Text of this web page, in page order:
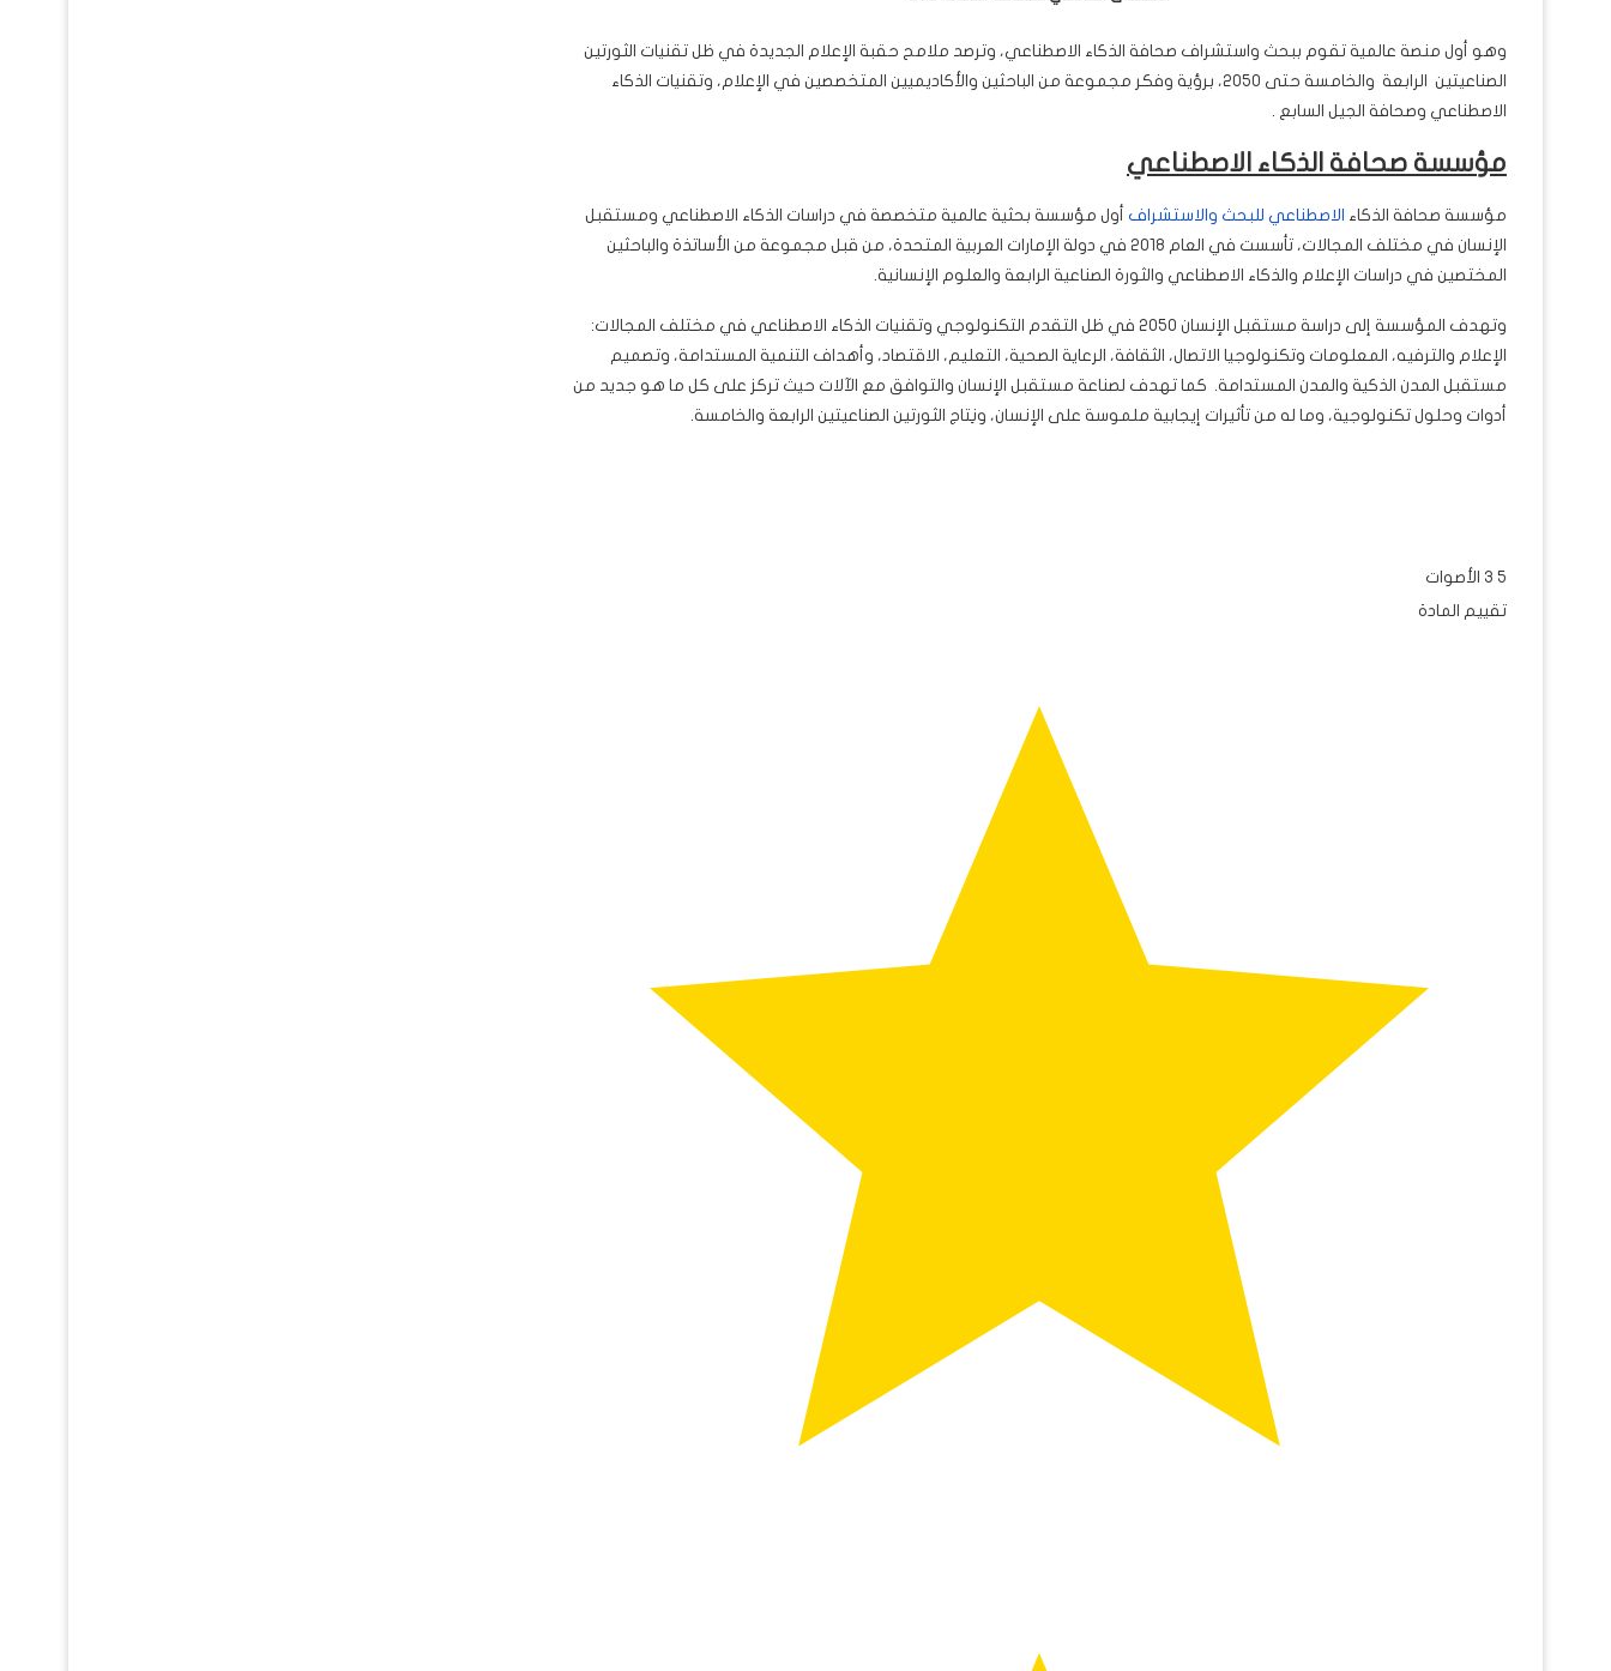
وهو أول منصة عالمية تقوم ببحث واستشراف صحافة الذكاء الاصطناعي، وترصد ملامح حقبة الإعلام الجديدة في ظل تقنيات الثورتين
الصناعيتين الرابعة والخامسة حتى 2050، برؤية وفكر مجموعة من الباحثين والأكاديميين المتخصصين في الإعلام، وتقنيات الذكاء
الاصطناعي وصحافة الجيل السابع .
مؤسسة صحافة الذكاء الاصطناعي
مؤسسة صحافة الذكاء الاصطناعي للبحث والاستشراف أول مؤسسة بحثية عالمية متخصصة في دراسات الذكاء الاصطناعي ومستقبل
الإنسان في مختلف المجالات، تأسست في العام 2018 في دولة الإمارات العربية المتحدة، من قبل مجموعة من الأساتذة والباحثين
المختصين في دراسات الإعلام والذكاء الاصطناعي والثورة الصناعية الرابعة والعلوم الإنسانية.
وتهدف المؤسسة إلى دراسة مستقبل الإنسان 2050 في ظل التقدم التكنولوجي وتقنيات الذكاء الاصطناعي في مختلف المجالات:
الإعلام والترفيه، المعلومات وتكنولوجيا الاتصال، الثقافة، الرعاية الصحية، التعليم، الاقتصاد، وأهداف التنمية المستدامة، وتصميم
مستقبل المدن الذكية والمدن المستدامة. كما تهدف لصناعة مستقبل الإنسان والتوافق مع الآلات حيث تركز على كل ما هو جديد من
أدوات وحلول تكنولوجية، وما له من تأثيرات إيجابية ملموسة على الإنسان، ونِتاج الثورتين الصناعيتين الرابعة والخامسة.
5
3 الأصوات
تقييم المادة